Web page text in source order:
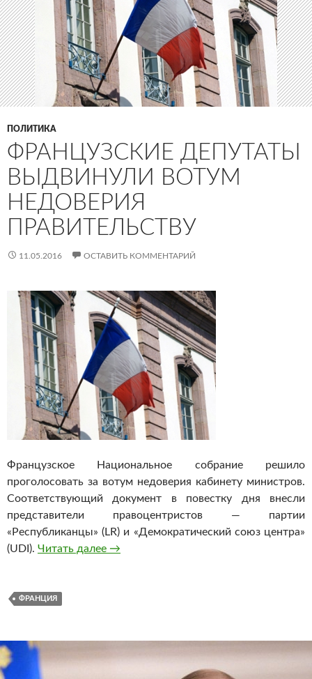
ПОЛИТИКА
ФРАНЦУЗСКИЕ ДЕПУТАТЫ
ВЫДВИНУЛИ ВОТУМ
НЕДОВЕРИЯ
ПРАВИТЕЛЬСТВУ
11.05.2016 ОСТАВИТЬ КОММЕНТАРИЙ
Французское Национальное собрание решило
проголосовать за вотум недоверия кабинету министров.
Соответствующий документ в повестку дня внесли
представители правоцентристов — партии
«Республиканцы» (LR) и «Демократический союз центра»
(UDI). Читать далее Французские депутаты выдвинули
→
ФРАНЦИЯ